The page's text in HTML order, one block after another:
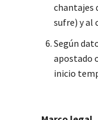
chantajes
sufre) y al
Según
apostado
inicio